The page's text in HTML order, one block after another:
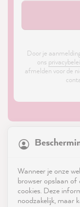
Door je
ons
afmelden voor de
Service
Wanneer je onze
browser opslaan of
cookies. Deze
noodzakelijk, maar
21,867